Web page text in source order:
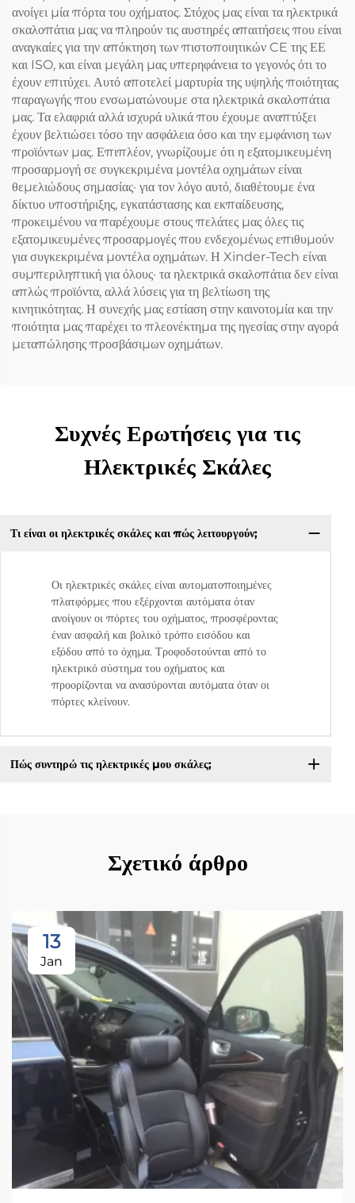
ανοίγει μία πόρτα του οχήματος. Στόχος μας είναι τα ηλεκτρικά
σκαλοπάτια μας να πληρούν τις αυστηρές απαιτήσεις που είναι
αναγκαίες για την απόκτηση των πιστοποιητικών CE της ΕΕ
και ISO, και είναι μεγάλη μας υπερηφάνεια το γεγονός ότι το
έχουν επιτύχει. Αυτό αποτελεί μαρτυρία της υψηλής ποιότητας
παραγωγής που ενσωματώνουμε στα ηλεκτρικά σκαλοπάτια
μας. Τα ελαφριά αλλά ισχυρά υλικά που έχουμε αναπτύξει
έχουν βελτιώσει τόσο την ασφάλεια όσο και την εμφάνιση των
προϊόντων μας. Επιπλέον, γνωρίζουμε ότι η εξατομικευμένη
προσαρμογή σε συγκεκριμένα μοντέλα οχημάτων είναι
θεμελιώδους σημασίας· για τον λόγο αυτό, διαθέτουμε ένα
δίκτυο υποστήριξης, εγκατάστασης και εκπαίδευσης,
προκειμένου να παρέχουμε στους πελάτες μας όλες τις
εξατομικευμένες προσαρμογές που ενδεχομένως επιθυμούν
για συγκεκριμένα μοντέλα οχημάτων. Η Xinder-Tech είναι
συμπεριληπτική για όλους· τα ηλεκτρικά σκαλοπάτια δεν είναι
απλώς προϊόντα, αλλά λύσεις για τη βελτίωση της
κινητικότητας. Η συνεχής μας εστίαση στην καινοτομία και την
ποιότητα μας παρέχει το πλεονέκτημα της ηγεσίας στην αγορά
μεταπώλησης προσβάσιμων οχημάτων.
Συχνές Ερωτήσεις για τις
Ηλεκτρικές Σκάλες
Τι είναι οι ηλεκτρικές σκάλες και πώς λειτουργούν;
Οι ηλεκτρικές σκάλες είναι αυτοματοποιημένες
πλατφόρμες που εξέρχονται αυτόματα όταν
ανοίγουν οι πόρτες του οχήματος, προσφέροντας
έναν ασφαλή και βολικό τρόπο εισόδου και
εξόδου από το όχημα. Τροφοδοτούνται από το
ηλεκτρικό σύστημα του οχήματος και
προορίζονται να ανασύρονται αυτόματα όταν οι
πόρτες κλείνουν.
Πώς συντηρώ τις ηλεκτρικές μου σκάλες;
Σχετικό άρθρο
13
Jan